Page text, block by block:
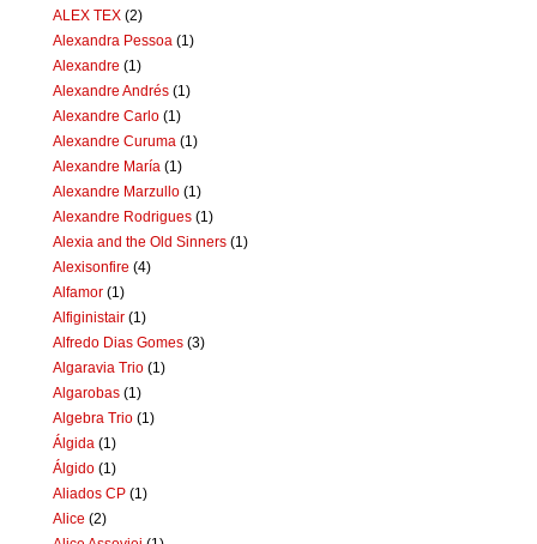
ALEX TEX (2)
Alexandra Pessoa (1)
Alexandre (1)
Alexandre Andrés (1)
Alexandre Carlo (1)
Alexandre Curuma (1)
Alexandre María (1)
Alexandre Marzullo (1)
Alexandre Rodrigues (1)
Alexia and the Old Sinners (1)
Alexisonfire (4)
Alfamor (1)
Alfiginistair (1)
Alfredo Dias Gomes (3)
Algaravia Trio (1)
Algarobas (1)
Algebra Trio (1)
Álgida (1)
Álgido (1)
Aliados CP (1)
Alice (2)